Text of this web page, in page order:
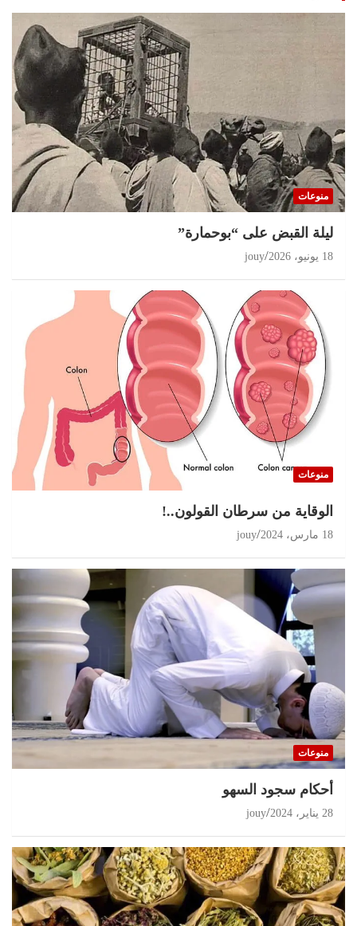
منوعات
ليلة القبض على “بوحمارة”
18 يونيو، 2026 jouy
منوعات
الوقاية من سرطان القولون..!
18 مارس، 2024 jouy
منوعات
أحكام سجود السهو
28 يناير، 2024 jouy